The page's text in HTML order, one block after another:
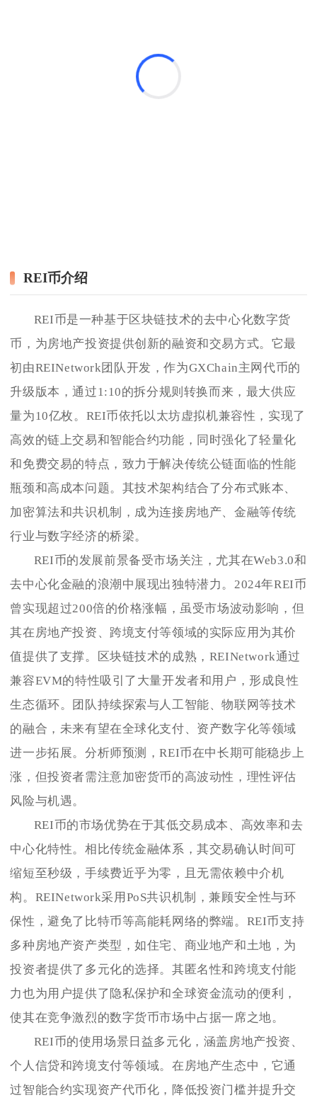
REI币介绍
REI币是一种基于区块链技术的去中心化数字货
币，为房地产投资提供创新的融资和交易方式。它最
初由REINetwork团队开发，作为GXChain主网代币的
升级版本，通过1:10的拆分规则转换而来，最大供应
量为10亿枚。REI币依托以太坊虚拟机兼容性，实现了
高效的链上交易和智能合约功能，同时强化了轻量化
和免费交易的特点，致力于解决传统公链面临的性能
瓶颈和高成本问题。其技术架构结合了分布式账本、
加密算法和共识机制，成为连接房地产、金融等传统
行业与数字经济的桥梁。
REI币的发展前景备受市场关注，尤其在Web3.0和
去中心化金融的浪潮中展现出独特潜力。2024年REI币
曾实现超过200倍的价格涨幅，虽受市场波动影响，但
其在房地产投资、跨境支付等领域的实际应用为其价
值提供了支撑。区块链技术的成熟，REINetwork通过
兼容EVM的特性吸引了大量开发者和用户，形成良性
生态循环。团队持续探索与人工智能、物联网等技术
的融合，未来有望在全球化支付、资产数字化等领域
进一步拓展。分析师预测，REI币在中长期可能稳步上
涨，但投资者需注意加密货币的高波动性，理性评估
风险与机遇。
REI币的市场优势在于其低交易成本、高效率和去
中心化特性。相比传统金融体系，其交易确认时间可
缩短至秒级，手续费近乎为零，且无需依赖中介机
构。REINetwork采用PoS共识机制，兼顾安全性与环
保性，避免了比特币等高能耗网络的弊端。REI币支持
多种房地产资产类型，如住宅、商业地产和土地，为
投资者提供了多元化的选择。其匿名性和跨境支付能
力也为用户提供了隐私保护和全球资金流动的便利，
使其在竞争激烈的数字货币市场中占据一席之地。
REI币的使用场景日益多元化，涵盖房地产投资、
个人信贷和跨境支付等领域。在房地产生态中，它通
过智能合约实现资产代币化，降低投资门槛并提升交